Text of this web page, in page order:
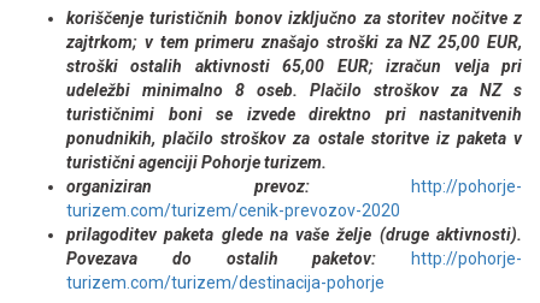
koriščenje turističnih bonov izključno za storitev nočitve z
zajtrkom; v tem primeru znašajo stroški za NZ 25,00 EUR,
stroški ostalih aktivnosti 65,00 EUR; izračun velja pri
udeležbi minimalno 8 oseb. Plačilo stroškov za NZ s
turističnimi boni se izvede direktno pri nastanitvenih
ponudnikih, plačilo stroškov za ostale storitve iz paketa v
turistični agenciji Pohorje turizem.
organiziran prevoz:
http://pohorje-
turizem.com/turizem/cenik-prevozov-2020
prilagoditev paketa glede na vaše želje (druge aktivnosti).
Povezava do ostalih paketov:
http://pohorje-
turizem.com/turizem/destinacija-pohorje